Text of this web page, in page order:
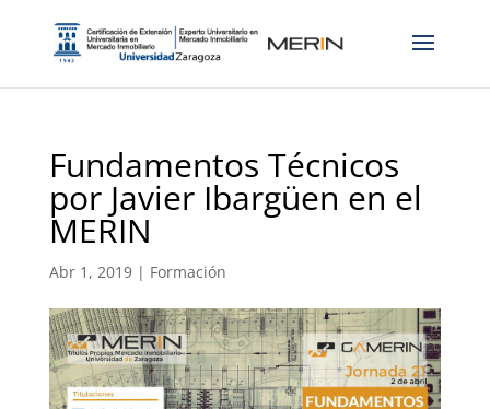
Fundamentos Técnicos
por Javier Ibargüen en el
MERIN
Abr 1, 2019| Formación